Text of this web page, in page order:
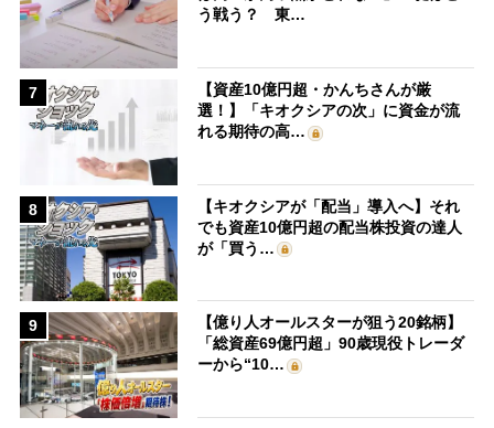
う戦う？ 東…
7
【資産10億円超・かんちさんが厳
選！】「キオクシアの次」に資金が流
れる期待の高…
8
【キオクシアが「配当」導入へ】それ
でも資産10億円超の配当株投資の達人
が「買う…
9
【億り人オールスターが狙う20銘柄】
「総資産69億円超」90歳現役トレーダ
ーから“10…